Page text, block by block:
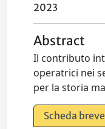
2023
Abstract
Il contributo
operatrici nei
per la storia
Scheda breve